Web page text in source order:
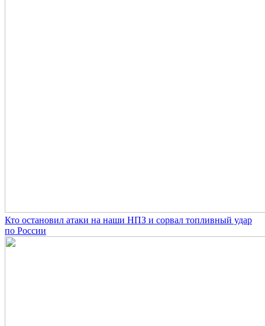
Кто остановил атаки на наши НПЗ и сорвал топливный удар
по России